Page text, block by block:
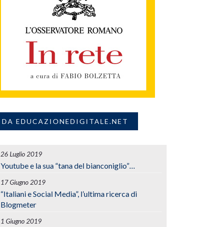
DA EDUCAZIONEDIGITALE.NET
26 Luglio 2019
Youtube e la sua “tana del bianconiglio”…
17 Giugno 2019
“Italiani e Social Media”, l’ultima ricerca di
Blogmeter
1 Giugno 2019